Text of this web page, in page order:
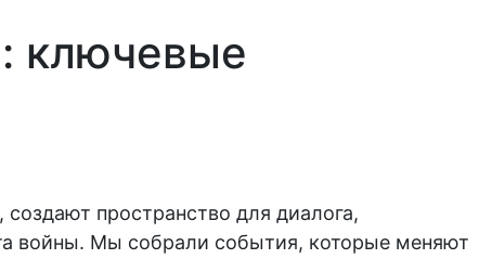
ключевые
пространство для диалога,
войны. Мы собрали события, которые меняют